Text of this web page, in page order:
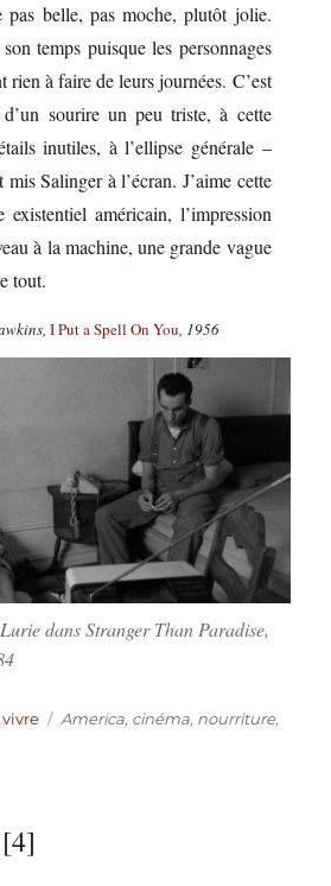
belle, pas moche, plutôt jolie.
temps puisque les personnages
rien à faire de leurs journées. C’est
sourire un peu triste, à cette
inutiles, à l’ellipse générale –
Salinger à l’écran. J’aime cette
existentiel américain, l’impression
à la machine, une grande vague
tout.
I Put a Spell On You, 1956
dans Stranger Than Paradise,
vivre Étiquettes
America, cinéma, nourriture,